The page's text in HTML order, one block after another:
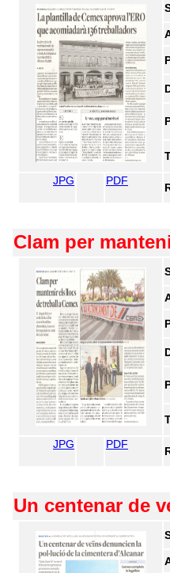
JPG PDF
Clam per
JPG PDF
Un centenar de